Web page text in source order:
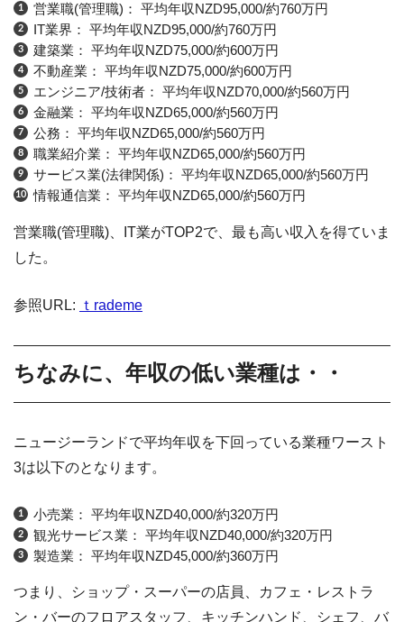
営業職(管理職)： 平均年収NZD95,000/約760万円
IT業界： 平均年収NZD95,000/約760万円
建築業： 平均年収NZD75,000/約600万円
不動産業： 平均年収NZD75,000/約600万円
エンジニア/技術者： 平均年収NZD70,000/約560万円
金融業： 平均年収NZD65,000/約560万円
公務： 平均年収NZD65,000/約560万円
職業紹介業： 平均年収NZD65,000/約560万円
サービス業(法律関係)： 平均年収NZD65,000/約560万円
情報通信業： 平均年収NZD65,000/約560万円
営業職(管理職)、IT業がTOP2で、最も高い収入を得ていま
した。
参照URL: ｔrademe
ちなみに、年収の低い業種は・・
ニュージーランドで平均年収を下回っている業種ワースト
3は以下のとなります。
小売業： 平均年収NZD40,000/約320万円
観光サービス業： 平均年収NZD40,000/約320万円
製造業： 平均年収NZD45,000/約360万円
つまり、ショップ・スーパーの店員、カフェ・レストラ
ン・バーのフロアスタッフ、キッチンハンド、シェフ、バ